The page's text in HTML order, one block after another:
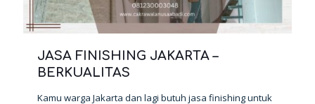
JASA FINISHING JAKARTA –
BERKUALITAS
Kamu warga Jakarta dan lagi butuh jasa finishing untuk